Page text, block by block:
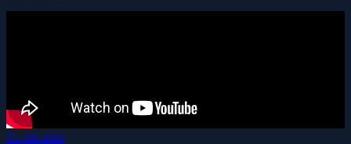
15. Juli 2026